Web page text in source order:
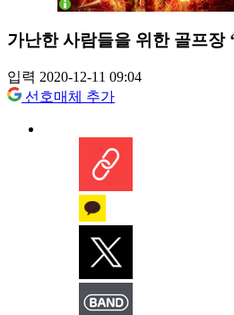
가난한 사람들을 위한 골프장
입력 2020-12-11 09:04
선호매체 추가